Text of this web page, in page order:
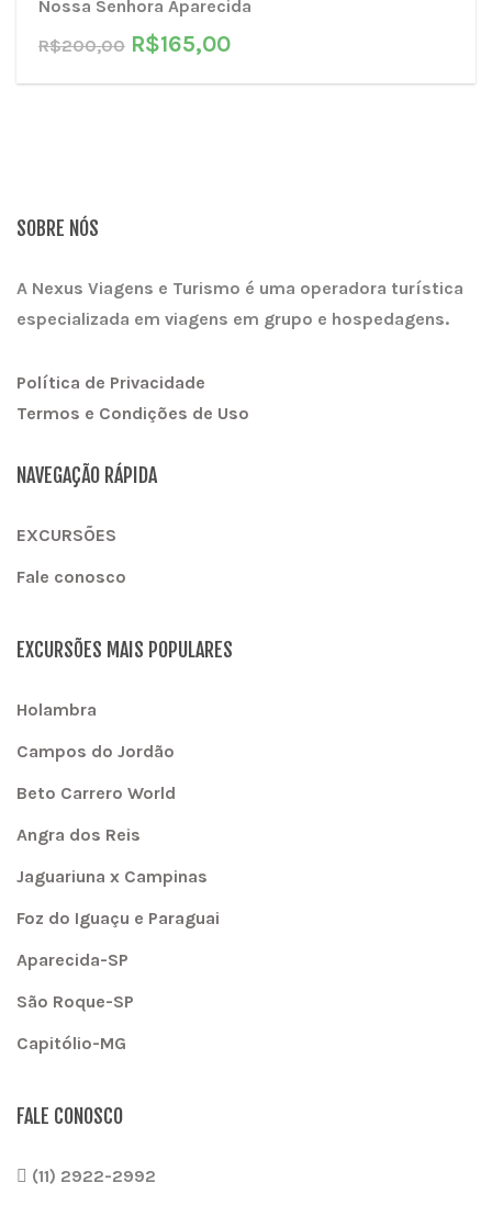
Nossa Senhora Aparecida
R$200,00 O
R$165,00O
SOBRE NÓS
A Nexus Viagens e Turismo é uma operadora turística
especializada em viagens em grupo e hospedagens.
Política de Privacidade
Termos e Condições de Uso
NAVEGAÇÃO RÁPIDA
EXCURSÕES
Fale conosco
EXCURSÕES MAIS POPULARES
Holambra
Campos do Jordão
Beto Carrero World
Angra dos Reis
Jaguariuna x Campinas
Foz do Iguaçu e Paraguai
Aparecida-SP
São Roque-SP
Capitólio-MG
FALE CONOSCO
(11) 2922-2992